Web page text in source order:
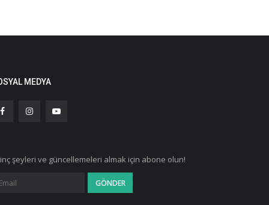
MEDYA
şeyleri ve güncellemeleri almak için abone olun!